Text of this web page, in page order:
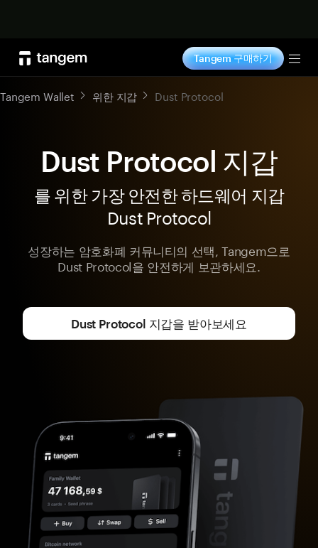
Tangem 구매하기
Tangem Wallet 위한 지갑 Dust Protocol
Dust Protocol 지갑
를 위한 가장 안전한 하드웨어 지갑
Dust Protocol
성장하는 암호화폐 커뮤니티의 선택, Tangem으로
Dust Protocol을 안전하게 보관하세요.
Dust Protocol 지갑을 받아보세요